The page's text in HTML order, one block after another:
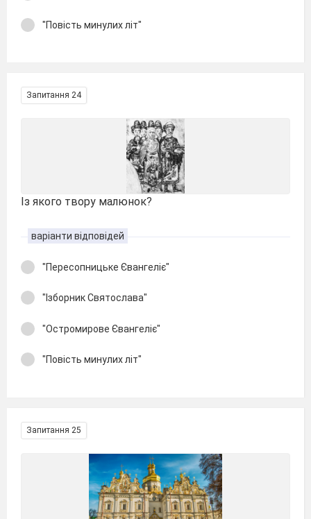
"Повість минулих літ"
Запитання 24
Із якого твору малюнок?
варіанти відповідей
"Пересопницьке Євангеліє"
"Ізборник Святослава"
"Остромирове Євангеліє"
"Повість минулих літ"
Запитання 25